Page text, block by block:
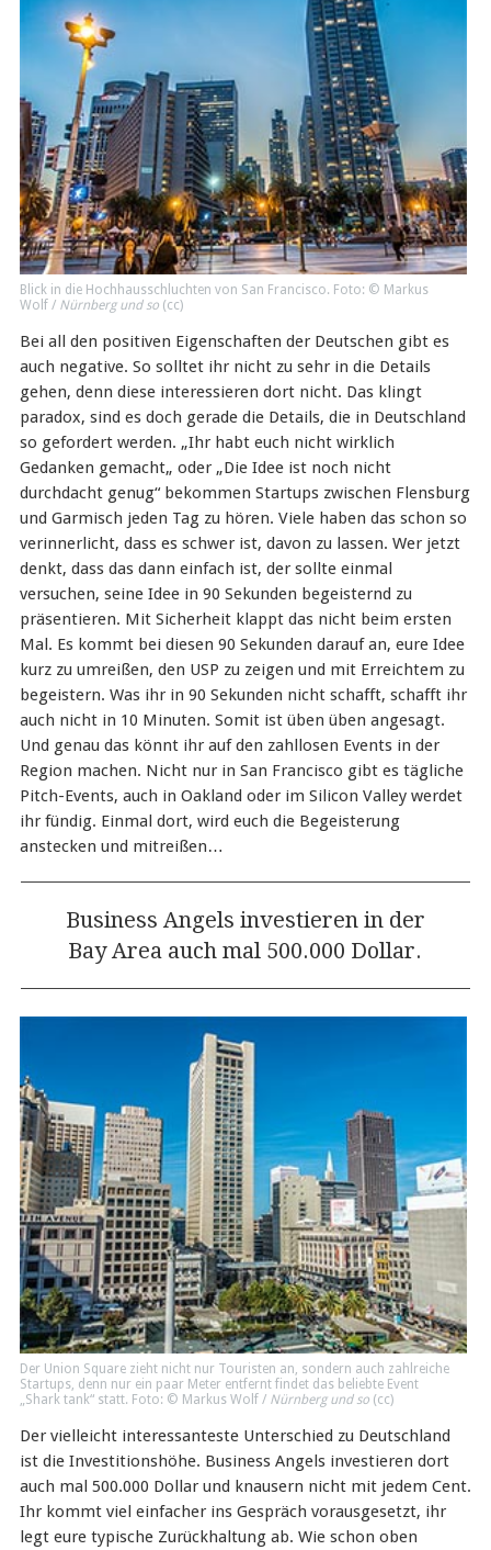
Blick in die Hochhausschluchten von San Francisco. Foto: © Markus
Wolf / Nürnberg und so(cc)
Bei all den positiven Eigenschaften der Deutschen gibt es
auch negative. So solltet ihr nicht zu sehr in die Details
gehen, denn diese interessieren dort nicht. Das klingt
paradox, sind es doch gerade die Details, die in Deutschland
so gefordert werden. „Ihr habt euch nicht wirklich
Gedanken gemacht„ oder „Die Idee ist noch nicht
durchdacht genug“ bekommen Startups zwischen Flensburg
und Garmisch jeden Tag zu hören. Viele haben das schon so
verinnerlicht, dass es schwer ist, davon zu lassen. Wer jetzt
denkt, dass das dann einfach ist, der sollte einmal
versuchen, seine Idee in 90 Sekunden begeisternd zu
präsentieren. Mit Sicherheit klappt das nicht beim ersten
Mal. Es kommt bei diesen 90 Sekunden darauf an, eure Idee
kurz zu umreißen, den USP zu zeigen und mit Erreichtem zu
begeistern. Was ihr in 90 Sekunden nicht schafft, schafft ihr
auch nicht in 10 Minuten. Somit ist üben üben angesagt.
Und genau das könnt ihr auf den zahllosen Events in der
Region machen. Nicht nur in San Francisco gibt es tägliche
Pitch-Events, auch in Oakland oder im Silicon Valley werdet
ihr fündig. Einmal dort, wird euch die Begeisterung
anstecken und mitreißen…
Business Angels investieren in der
Bay Area auch mal 500.000 Dollar.
Der Union Square zieht nicht nur Touristen an, sondern auch zahlreiche
Startups, denn nur ein paar Meter entfernt findet das beliebte Event
„Shark tank“ statt. Foto: © Markus Wolf / Nürnberg und so(cc)
Der vielleicht interessanteste Unterschied zu Deutschland
ist die Investitionshöhe. Business Angels investieren dort
auch mal 500.000 Dollar und knausern nicht mit jedem Cent.
Ihr kommt viel einfacher ins Gespräch vorausgesetzt, ihr
legt eure typische Zurückhaltung ab. Wie schon oben